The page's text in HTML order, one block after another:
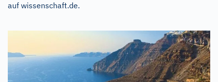
auf wissenschaft.de.